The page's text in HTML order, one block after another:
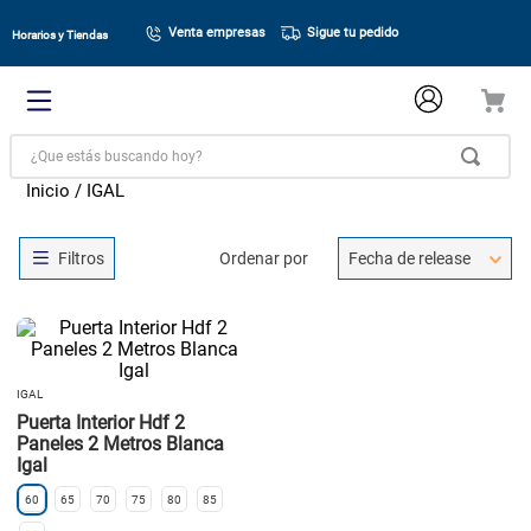
Horarios y Tiendas Venta empresas Sigue tu pedido
¿Que estás buscando hoy?
IGAL
Ordenar por Fecha de release
IGAL
Puerta Interior Hdf 2
Paneles 2 Metros Blanca
Igal
60 65 70 75 80 85